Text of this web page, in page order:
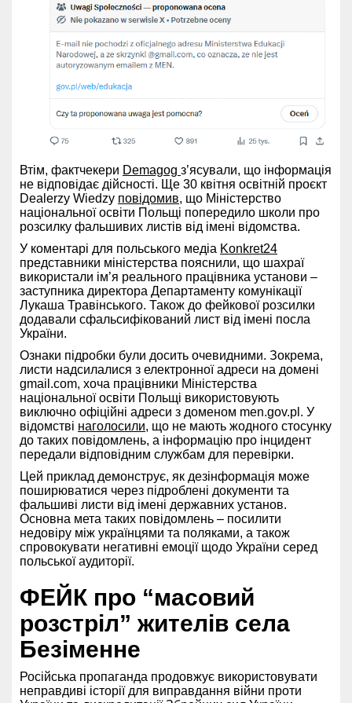
Втім, фактчекери Demagog з’ясували, що інформація
не відповідає дійсності. Ще 30 квітня освітній проєкт
Dealerzy Wiedzy повідомив, що Міністерство
національної освіти Польщі попередило школи про
розсилку фальшивих листів від імені відомства.
У коментарі для польського медіа Konkret24
представники міністерства пояснили, що шахраї
використали ім’я реального працівника установи –
заступника директора Департаменту комунікації
Лукаша Травінського. Також до фейкової розсилки
додавали сфальсифікований лист від імені посла
України.
Ознаки підробки були досить очевидними. Зокрема,
листи надсилалися з електронної адреси на домені
gmail.com, хоча працівники Міністерства
національної освіти Польщі використовують
виключно офіційні адреси з доменом men.gov.pl. У
відомстві наголосили, що не мають жодного стосунку
до таких повідомлень, а інформацію про інцидент
передали відповідним службам для перевірки.
Цей приклад демонструє, як дезінформація може
поширюватися через підроблені документи та
фальшиві листи від імені державних установ.
Основна мета таких повідомлень – посилити
недовіру між українцями та поляками, а також
спровокувати негативні емоції щодо України серед
польської аудиторії.
ФЕЙК про “масовий
розстріл” жителів села
Безіменне
Російська пропаганда продовжує використовувати
неправдиві історії для виправдання війни проти